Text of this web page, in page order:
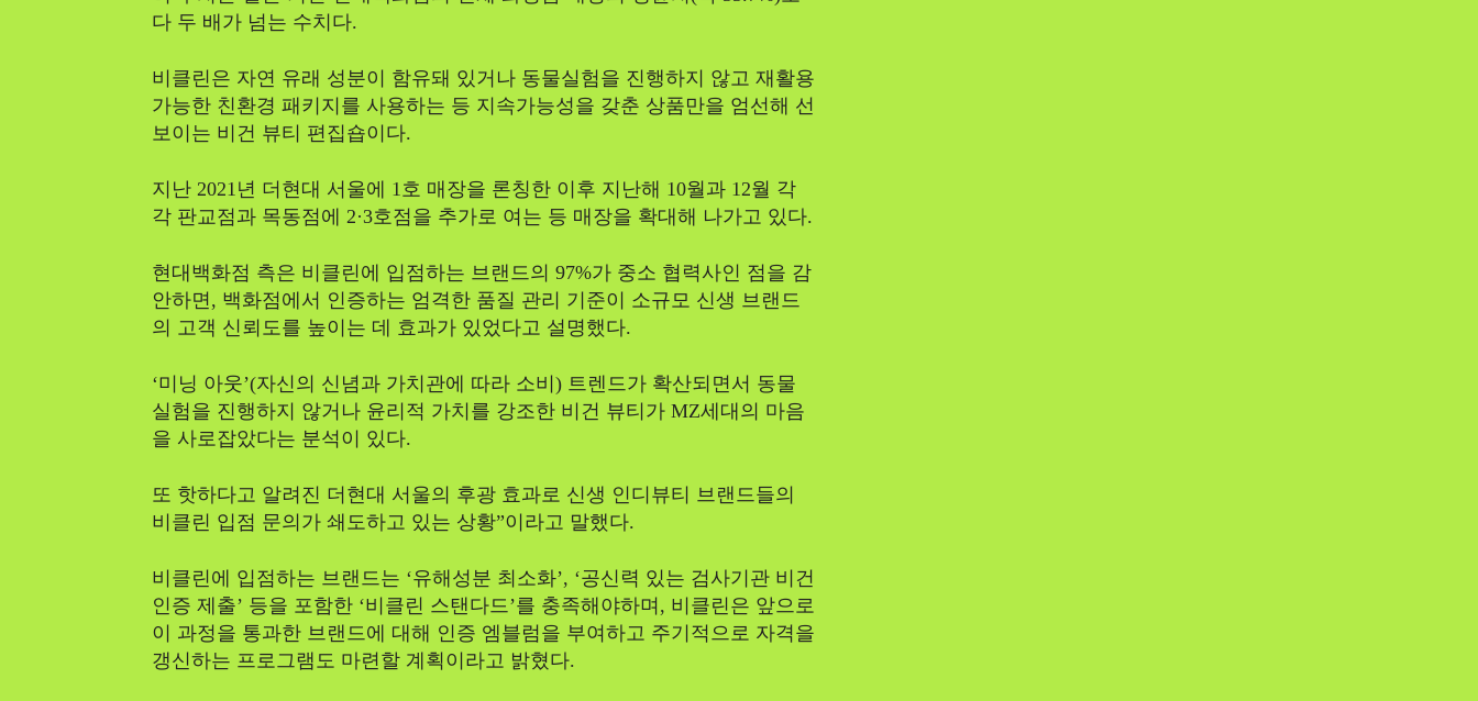
다 두 배가 넘는 수치다.
비클린은 자연 유래 성분이 함유돼 있거나 동물실험을 진행하지 않고 재활용
가능한 친환경 패키지를 사용하는 등 지속가능성을 갖춘 상품만을 엄선해 선
보이는 비건 뷰티 편집숍이다.
지난 2021년 더현대 서울에 1호 매장을 론칭한 이후 지난해 10월과 12월 각
각 판교점과 목동점에 2·3호점을 추가로 여는 등 매장을 확대해 나가고 있다.
현대백화점 측은 비클린에 입점하는 브랜드의 97%가 중소 협력사인 점을 감
안하면, 백화점에서 인증하는 엄격한 품질 관리 기준이 소규모 신생 브랜드
의 고객 신뢰도를 높이는 데 효과가 있었다고 설명했다.
‘미닝 아웃’(자신의 신념과 가치관에 따라 소비) 트렌드가 확산되면서 동물
실험을 진행하지 않거나 윤리적 가치를 강조한 비건 뷰티가 MZ세대의 마음
을 사로잡았다는 분석이 있다.
또 핫하다고 알려진 더현대 서울의 후광 효과로 신생 인디뷰티 브랜드들의
비클린 입점 문의가 쇄도하고 있는 상황”이라고 말했다.
비클린에 입점하는 브랜드는 ‘유해성분 최소화’, ‘공신력 있는 검사기관 비건
인증 제출’ 등을 포함한 ‘비클린 스탠다드’를 충족해야하며, 비클린은 앞으로
이 과정을 통과한 브랜드에 대해 인증 엠블럼을 부여하고 주기적으로 자격을
갱신하는 프로그램도 마련할 계획이라고 밝혔다.